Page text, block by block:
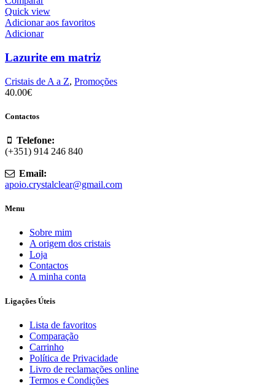
Quick view
Adicionar aos favoritos
Adicionar
Lazurite em matriz
Cristais de A a Z, Promoções
40.00€
Contactos
Telefone:
(+351) 914 246 840
Email:
apoio.crystalclear@gmail.com
Menu
Sobre mim
A origem dos cristais
Loja
Contactos
A minha conta
Ligações Úteis
Lista de favoritos
Comparação
Carrinho
Política de Privacidade
Livro de reclamações online
Termos e Condições